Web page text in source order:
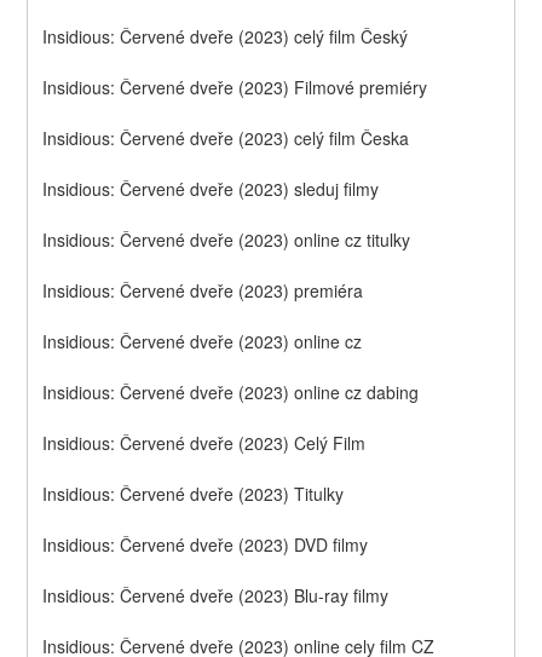
Insidious: Červené dveře (2023) celý film Český
Insidious: Červené dveře (2023) Filmové premiéry
Insidious: Červené dveře (2023) celý film Česka
Insidious: Červené dveře (2023) sleduj filmy
Insidious: Červené dveře (2023) online cz titulky
Insidious: Červené dveře (2023) premiéra
Insidious: Červené dveře (2023) online cz
Insidious: Červené dveře (2023) online cz dabing
Insidious: Červené dveře (2023) Celý Film
Insidious: Červené dveře (2023) Titulky
Insidious: Červené dveře (2023) DVD filmy
Insidious: Červené dveře (2023) Blu-ray filmy
Insidious: Červené dveře (2023) online cely film CZ